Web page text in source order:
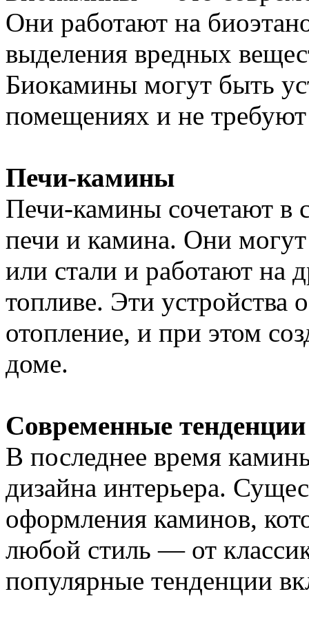
Они работают на
выделения вредных
Биокамины могут быть
помещениях и не
Печи-камины
Печи-камины сочетают в
печи и камина. Они
или стали и работают на
топливе. Эти устройства
отопление, и при этом
доме.
Современные
В последнее время
дизайна интерьера.
оформления каминов,
любой стиль — от
популярные тенденции